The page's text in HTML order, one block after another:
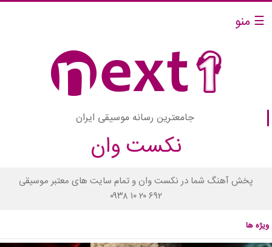
☰ منو
جامعترین رسانه موسیقی ایران
نکست وان
پخش آهنگ شما در نکست وان و تمام سایت های معتبر موسیقی
۰۹۳۸ ۱۰ ۲۰ ۶۹۲
ویژه ها